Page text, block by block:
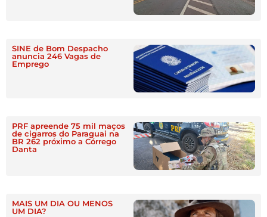
SINE de Bom Despacho
anuncia 246 Vagas de
Emprego
PRF apreende 75 mil maços
de cigarros do Paraguai na
BR 262 próximo a Córrego
Danta
MAIS UM DIA OU MENOS
UM DIA?